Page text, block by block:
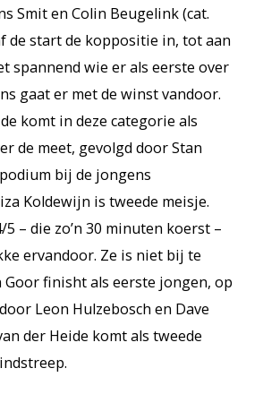
Smit en Colin Beugelink (cat.
de start de koppositie in, tot aan
spannend wie er als eerste over
gaat er met de winst vandoor.
komt in deze categorie als
de meet, gevolgd door Stan
bij de jongens
Koldewijn is tweede meisje.
– die zo’n 30 minuten koerst –
ervandoor. Ze is niet bij te
Goor finisht als eerste jongen, op
Leon Hulzebosch en Dave
der Heide komt als tweede